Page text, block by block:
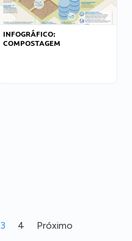
INFOGRÁFICO:
COMPOSTAGEM
3 4 Próximo